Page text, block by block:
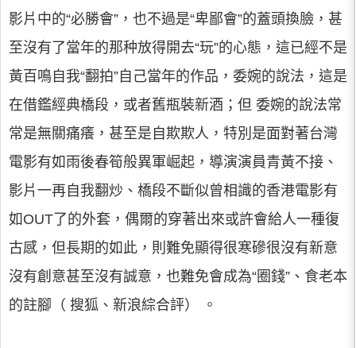
影片中的“必勝會”，也不過是“卑鄙會”的蓋頭換臉，甚
至沒有了當年的那种放得開去“玩”的心態，這已經不是
黃百鳴自我“翻拍”自己當年的作品，委婉的說法，這是
在借鑑經典橋段，或者舊瓶裝新酒；但 委婉的說法常
常是無關痛癢，甚至是自欺欺人，特別是面對著台灣
電影有如雨後春筍般異軍崛起，導演演員青黃不接、
影片一再自我翻炒、橋段不斷似曾相識的香港電影有
如OUT了的外套，偶爾的穿著出來或許會給人一種復
古感，但長期的如此，則難免顯得很寒磣很沒有新意
沒有創意甚至沒有誠意，也難免會成為“圈錢”、食老本
的註腳（ 搜狐、新浪綜合評） 。